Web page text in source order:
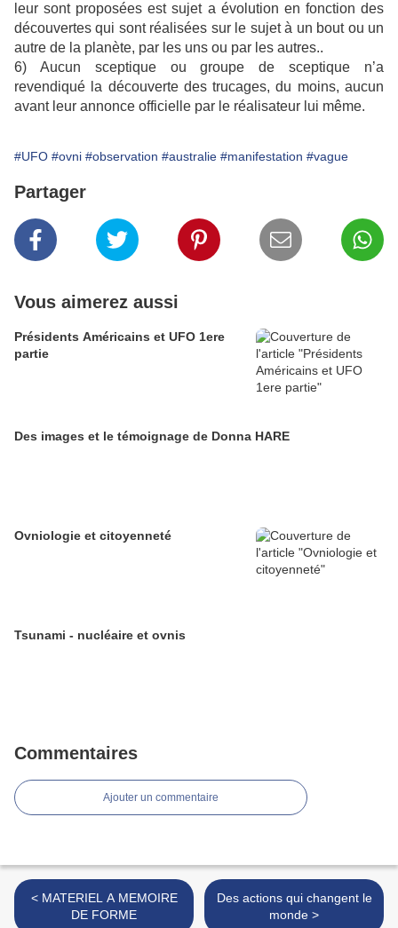
leur sont proposées est sujet a évolution en fonction des
découvertes qui sont réalisées sur le sujet à un bout ou un
autre de la planète, par les uns ou par les autres..
6) Aucun sceptique ou groupe de sceptique n’a
revendiqué la découverte des trucages, du moins, aucun
avant leur annonce officielle par le réalisateur lui même.
#UFO #ovni #observation #australie #manifestation #vague
Partager
Vous aimerez aussi
Présidents Américains et UFO 1ere
partie
Des images et le témoignage de Donna HARE
Ovniologie et citoyenneté
Tsunami - nucléaire et ovnis
Commentaires
Ajouter un commentaire
< MATERIEL A MEMOIRE
DE FORME
Des actions qui changent le
monde >